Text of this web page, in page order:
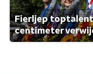
Fierljep toptalent
centimeter